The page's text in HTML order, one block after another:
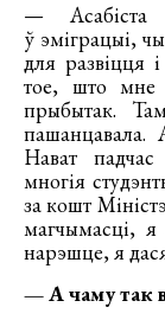
—
ў эміграцыі,
для развіцця
тое, што мне
прыбытак.
пашанцавала.
Нават
многія
за кошт
магчымасці, я
нарэшце, я
— А чаму так